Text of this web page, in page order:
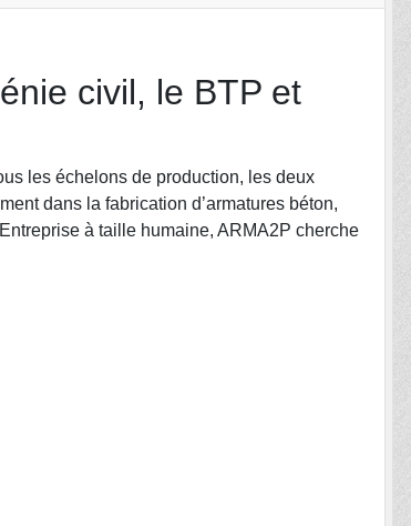
civil, le BTP et
les échelons de production, les deux
dans la fabrication d’armatures béton,
à taille humaine, ARMA2P cherche